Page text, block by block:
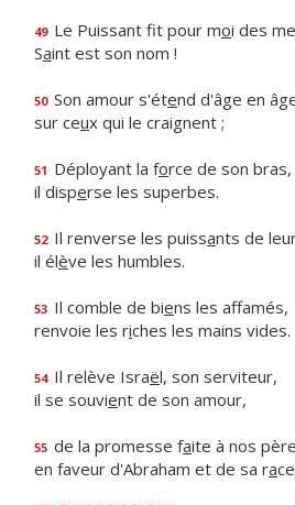
49 Le Puissant fit pour moi des
Saint est son nom !
50 Son amour s'étend d'âge en
sur ceux qui le craignent ;
51 Déployant la force de son bras,
il disperse les superbes.
52 Il renverse les puissants de
il élève les humbles.
53 Il comble de biens les affamés,
renvoie les riches les mains vides.
54 Il relève Israël, son serviteur,
il se souvient de son amour,
55 de la promesse faite à nos
en faveur d'Abraham et de sa ra